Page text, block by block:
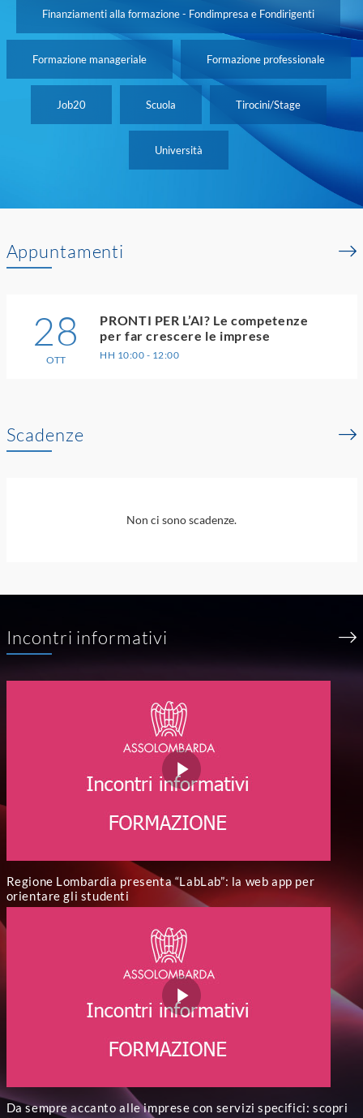
Finanziamenti alla formazione - Fondimpresa e Fondirigenti
Formazione manageriale Formazione professionale
Job20 Scuola Tirocini/Stage
Università
Appuntamenti
28
OTT
PRONTI PER L’AI? Le competenze
per far crescere le imprese
HH 10:00 - 12:00
Scadenze
Non ci sono scadenze.
Incontri informativi
Regione Lombardia presenta “LabLab”: la web app per
orientare gli studenti
Da sempre accanto alle imprese con servizi specifici: scopri